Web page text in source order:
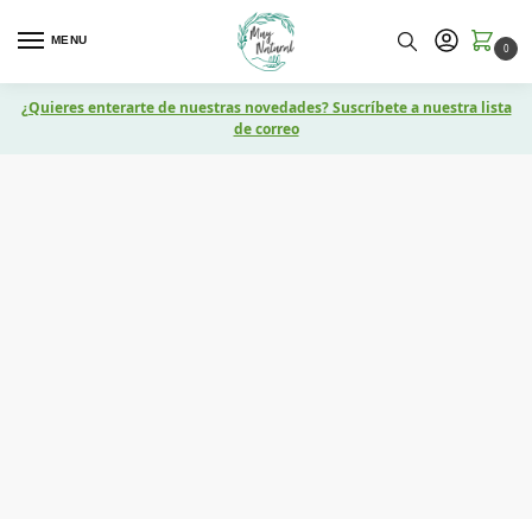
MENU
0
¿Quieres enterarte de nuestras novedades? Suscríbete a nuestra lista
de correo